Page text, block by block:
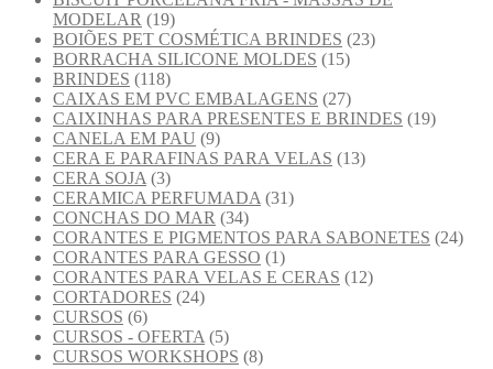
MODELAR (19)
BOIÕES PET COSMÉTICA BRINDES (23)
BORRACHA SILICONE MOLDES (15)
BRINDES (118)
CAIXAS EM PVC EMBALAGENS (27)
CAIXINHAS PARA PRESENTES E BRINDES (19)
CANELA EM PAU (9)
CERA E PARAFINAS PARA VELAS (13)
CERA SOJA (3)
CERAMICA PERFUMADA (31)
CONCHAS DO MAR (34)
CORANTES E PIGMENTOS PARA SABONETES (24)
CORANTES PARA GESSO (1)
CORANTES PARA VELAS E CERAS (12)
CORTADORES (24)
CURSOS (6)
CURSOS - OFERTA (5)
CURSOS WORKSHOPS (8)